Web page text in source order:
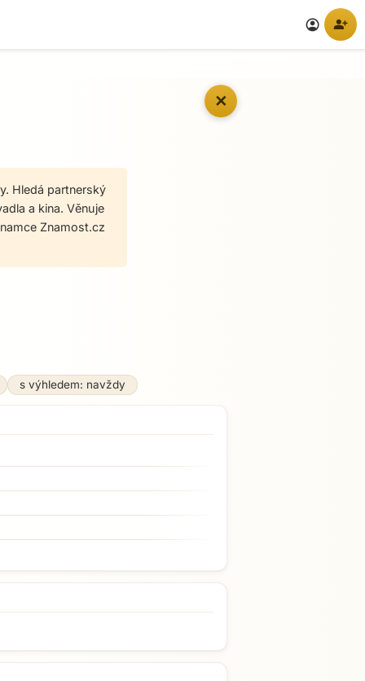
account_circle person_add
✕
Hledá partnerský
a kina. Věnuje
Znamost.cz
s výhledem: navždy